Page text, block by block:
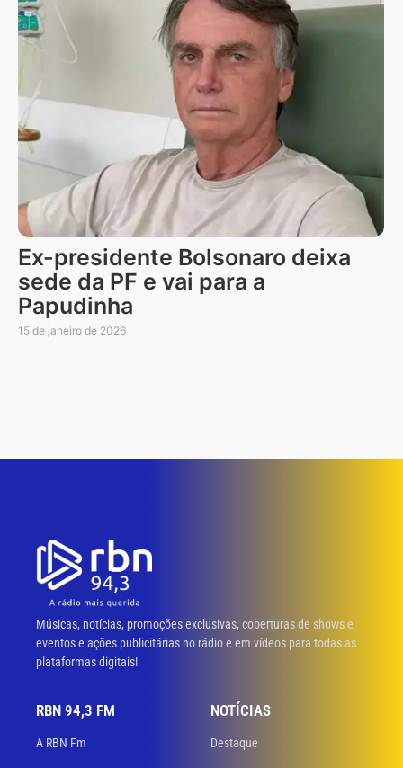
Ex-presidente Bolsonaro deixa
sede da PF e vai para a
Papudinha
15 de janeiro de 2026
Músicas, notícias, promoções exclusivas, coberturas de shows e
eventos e ações publicitárias no rádio e em vídeos para todas as
plataformas digitais!
RBN 94,3 FM
A RBN Fm
NOTÍCIAS
Destaque